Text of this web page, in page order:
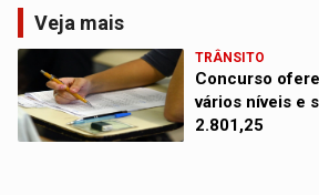
Veja mais
TRÂNSITO
Concurso
vários níveis e
2.801,25